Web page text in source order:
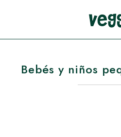
Bebés y niños